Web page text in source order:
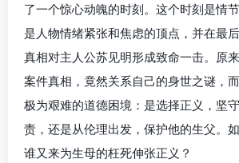
了一个惊心动魄的时刻。这个时刻是情
是人物情绪紧张和焦虑的顶点，并在最
真相对主人公苏见明形成致命一击。原
案件真相，竟然关系自己的身世之谜，
极为艰难的道德困境：是选择正义，坚
责，还是从伦理出发，保护他的生父。
谁又来为生母的枉死伸张正义？